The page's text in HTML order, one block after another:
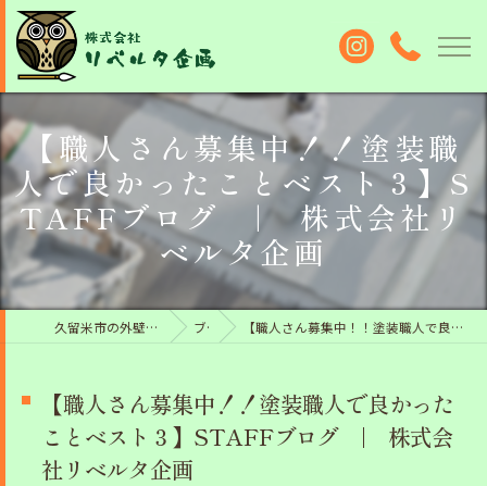
【職人さん募集中！！塗装職
人で良かったことベスト３】S
TAFFブログ | 株式会社リ
ベルタ企画
久留米市の外壁塗装なら株式会社リベルタ企画 ブログ 【職人さん募集中！！塗装職人で良かったことベスト３】STAFFブログ | 株式会社リベルタ企画
【職人さん募集中！！塗装職人で良かった
ことベスト３】STAFFブログ | 株式会
社リベルタ企画